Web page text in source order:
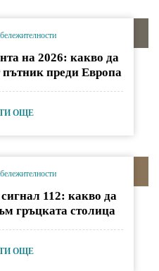
на 2026: какво да
преди Европа
ОЩЕ
112: какво да
гръцката столица
ОЩЕ